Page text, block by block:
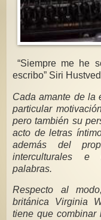
“Siempre me he
escribo” Siri
Cada amante de la
particular
pero también su
acto de letras
además del
interculturales e
palabras.
Respecto al
británica Virginia
tiene que combinar